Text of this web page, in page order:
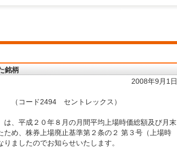
銘柄
2008年9月1日
（コード2494 セントレックス）
は、平成２０年８月の月間平均上場時価総額及び月末
ため、株券上場廃止基準第２条の２ 第３号（上場時
ましたのでお知らせいたします。